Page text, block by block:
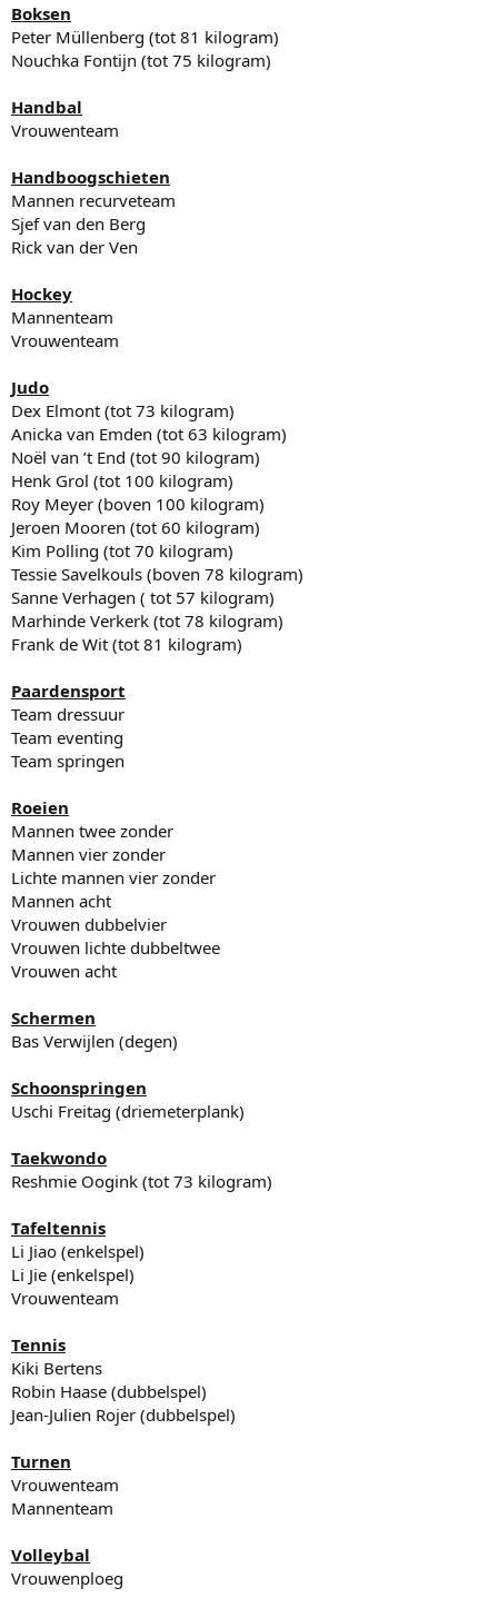
Boksen
Peter Müllenberg (tot 81 kilogram)
Nouchka Fontijn (tot 75 kilogram)
Handbal
Vrouwenteam
Handboogschieten
Mannen recurveteam
Sjef van den Berg
Rick van der Ven
Hockey
Mannenteam
Vrouwenteam
Judo
Dex Elmont (tot 73 kilogram)
Anicka van Emden (tot 63 kilogram)
Noël van ’t End (tot 90 kilogram)
Henk Grol (tot 100 kilogram)
Roy Meyer (boven 100 kilogram)
Jeroen Mooren (tot 60 kilogram)
Kim Polling (tot 70 kilogram)
Tessie Savelkouls (boven 78 kilogram)
Sanne Verhagen ( tot 57 kilogram)
Marhinde Verkerk (tot 78 kilogram)
Frank de Wit (tot 81 kilogram)
Paardensport
Team dressuur
Team eventing
Team springen
Roeien
Mannen twee zonder
Mannen vier zonder
Lichte mannen vier zonder
Mannen acht
Vrouwen dubbelvier
Vrouwen lichte dubbeltwee
Vrouwen acht
Schermen
Bas Verwijlen (degen)
Schoonspringen
Uschi Freitag (driemeterplank)
Taekwondo
Reshmie Oogink (tot 73 kilogram)
Tafeltennis
Li Jiao (enkelspel)
Li Jie (enkelspel)
Vrouwenteam
Tennis
Kiki Bertens
Robin Haase (dubbelspel)
Jean-Julien Rojer (dubbelspel)
Turnen
Vrouwenteam
Mannenteam
Volleybal
Vrouwenploeg